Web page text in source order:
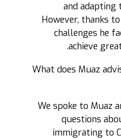
and adapting
However, thanks
challenges he
achieve
What does Muaz
We spoke to Muaz
questions
immigrating to